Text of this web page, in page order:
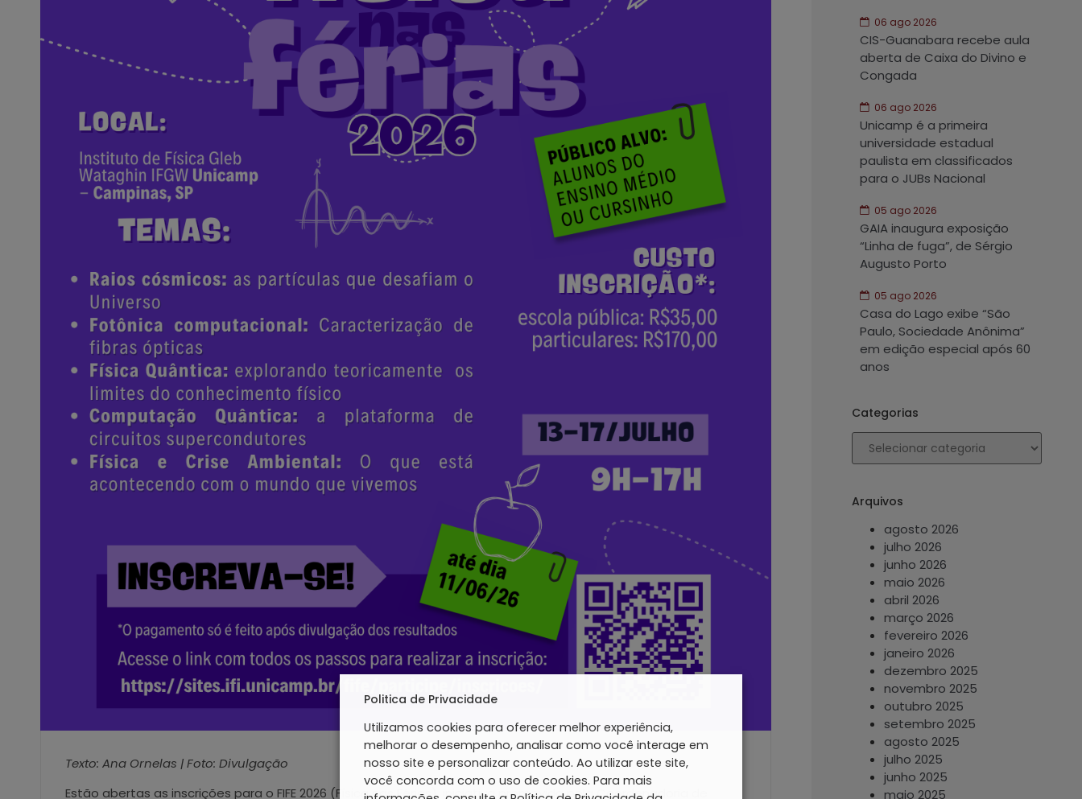
Texto: Ana Ornelas | Foto: Divulgação
Estão abertas as inscrições para o FIFE 2026 (Física nas Férias), iniciativa promovida pela Coordenadoria de
06 ago 2026
CIS-Guanabara recebe aula
aberta de Caixa do Divino e
Congada
06 ago 2026
Unicamp é a primeira
universidade estadual
paulista em classificados
para o JUBs Nacional
05 ago 2026
GAIA inaugura exposição
“Linha de fuga”, de Sérgio
Augusto Porto
05 ago 2026
Casa do Lago exibe “São
Paulo, Sociedade Anônima”
em edição especial após 60
anos
Categorias
Arquivos
agosto 2026
julho 2026
junho 2026
maio 2026
abril 2026
março 2026
fevereiro 2026
janeiro 2026
dezembro 2025
novembro 2025
outubro 2025
setembro 2025
agosto 2025
julho 2025
junho 2025
maio 2025
Politica de Privacidade
Utilizamos cookies para oferecer melhor experiência,
melhorar o desempenho, analisar como você interage em
nosso site e personalizar conteúdo. Ao utilizar este site,
você concorda com o uso de cookies. Para mais